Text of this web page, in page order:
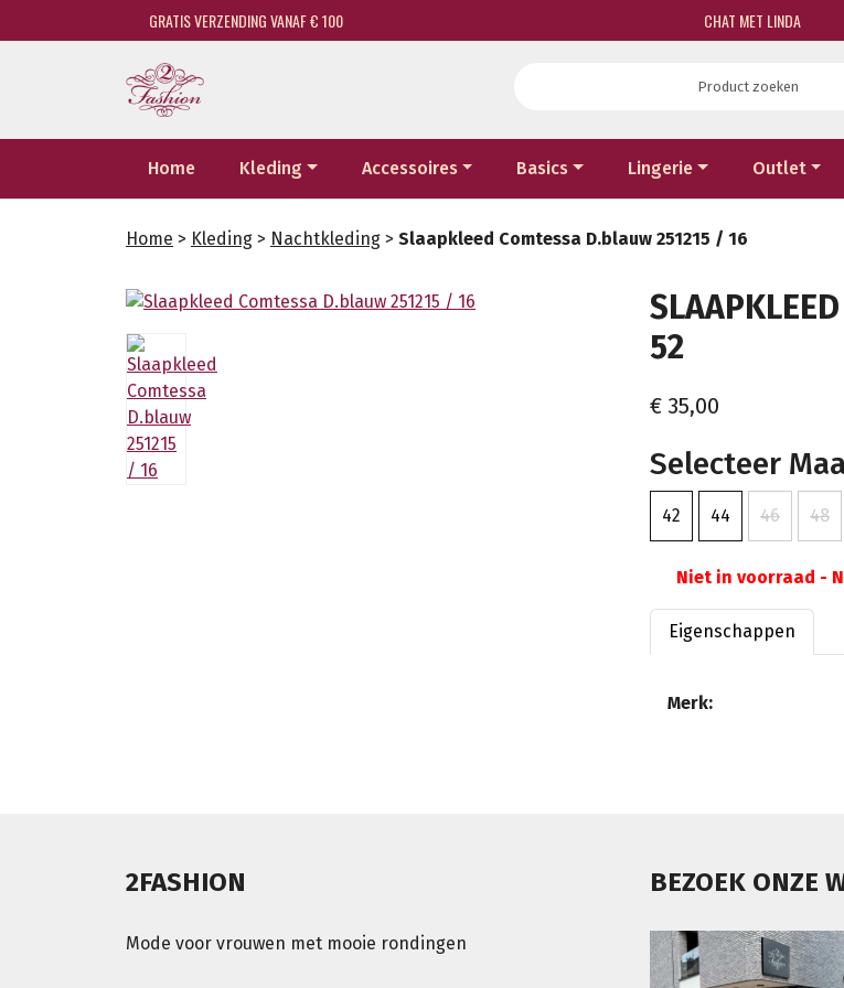
GRATIS VERZENDING VANAF € 100 CHAT MET LINDA
Home Kleding Accessoires Basics Lingerie Outlet
Home > Kleding > Nachtkleding > Slaapkleed Comtessa D.blauw 251215 / 16
52
€ 35,00
Selecteer
42 44 46 48
Niet in voorraad -
Eigenschappen
Merk:
2FASHION
Mode voor vrouwen met mooie rondingen
BEZOEK ONZE